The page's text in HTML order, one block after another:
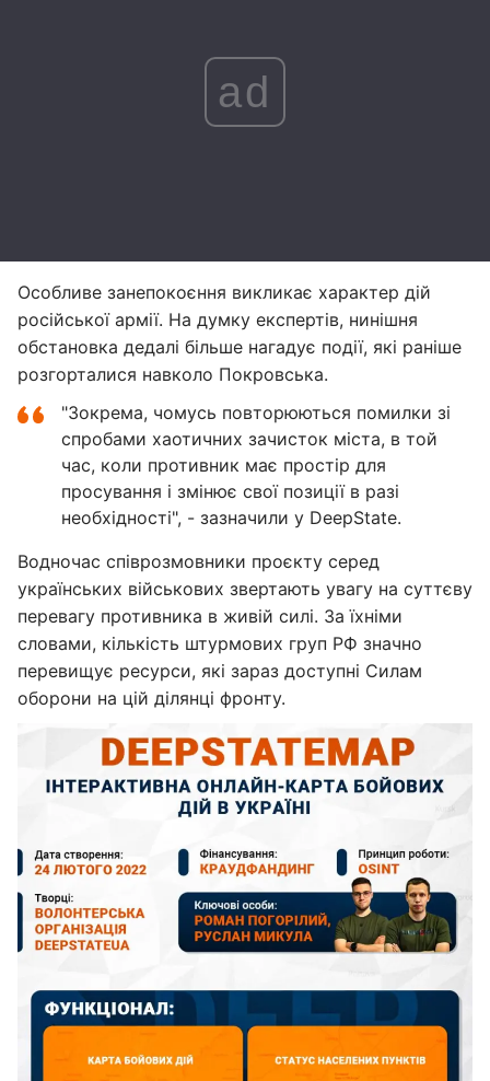
ad
Особливе занепокоєння викликає характер дій
російської армії. На думку експертів, нинішня
обстановка дедалі більше нагадує події, які раніше
розгорталися навколо Покровська.
"Зокрема, чомусь повторюються помилки зі
спробами хаотичних зачисток міста, в той
час, коли противник має простір для
просування і змінює свої позиції в разі
необхідності", - зазначили у DeepState.
Водночас співрозмовники проєкту серед
українських військових звертають увагу на суттєву
перевагу противника в живій силі. За їхніми
словами, кількість штурмових груп РФ значно
перевищує ресурси, які зараз доступні Силам
оборони на цій ділянці фронту.